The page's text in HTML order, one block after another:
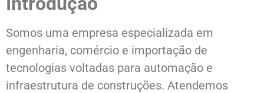
Somos uma empresa especializada em
engenharia, comércio e importação de
tecnologias voltadas para automação e
infraestrutura de construções. Atendemos